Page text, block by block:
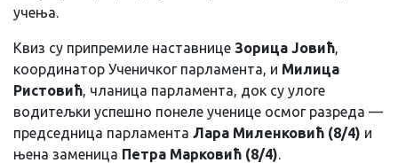
учења.
Квиз су припремиле наставнице Зорица Јовић,
координатор Ученичког парламента, и Милица
Ристовић, чланица парламента, док су улоге
водитељки успешно понеле ученице осмог разреда —
председница парламента Лара Миленковић (8/4) и
њена заменица Петра Марковић (8/4).